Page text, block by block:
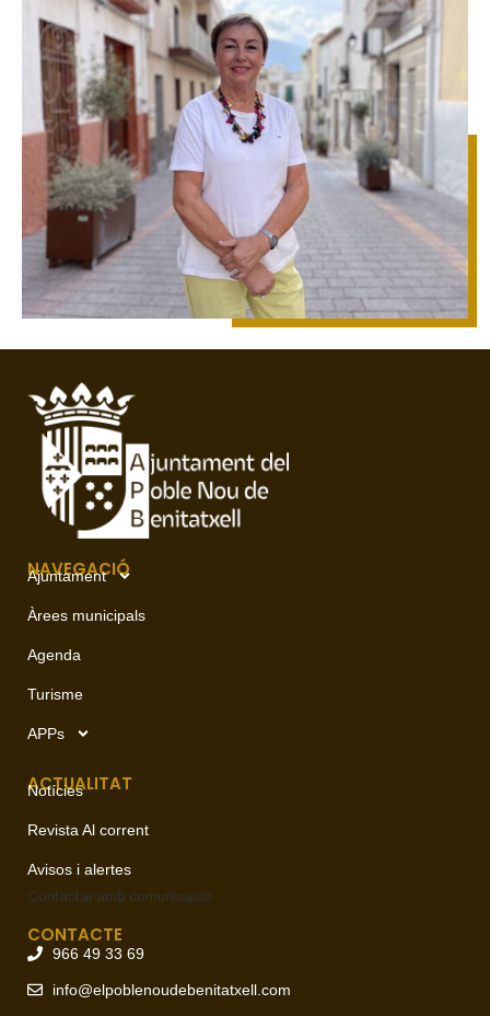
NAVEGACIÓ
Ajuntament
Àrees municipals
Agenda
Turisme
APPs
ACTUALITAT
Notícies
Revista Al corrent
Avisos i alertes
Contactar amb comunicació
CONTACTE
966 49 33 69
info@elpoblenoudebenitatxell.com